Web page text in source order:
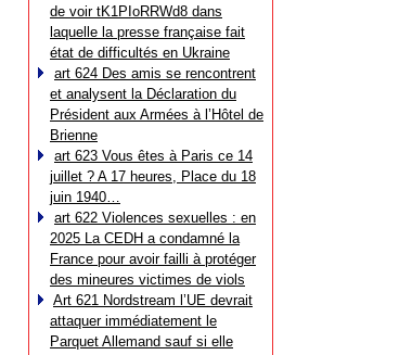
de voir tK1PIoRRWd8 dans
laquelle la presse française fait
état de difficultés en Ukraine
art 624 Des amis se rencontrent
et analysent la Déclaration du
Président aux Armées à l’Hôtel de
Brienne
art 623 Vous êtes à Paris ce 14
juillet ? A 17 heures, Place du 18
juin 1940…
art 622 Violences sexuelles : en
2025 La CEDH a condamné la
France pour avoir failli à protéger
des mineures victimes de viols
Art 621 Nordstream l’UE devrait
attaquer immédiatement le
Parquet Allemand sauf si elle